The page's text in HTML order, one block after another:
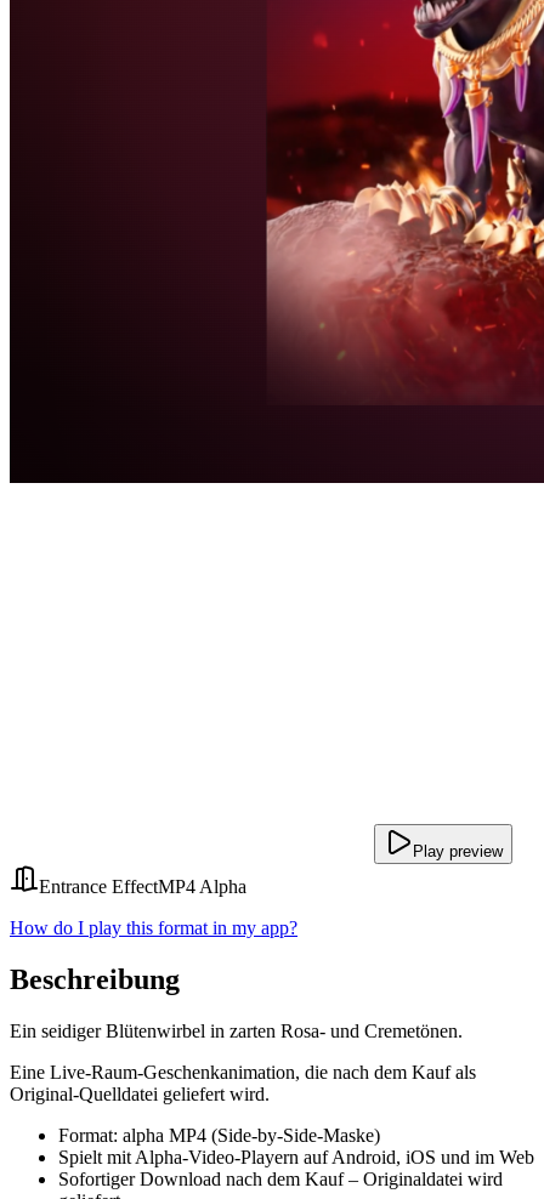
Play preview
Entrance EffectMP4 Alpha
How do I play this format in my app?
Beschreibung
Ein seidiger Blütenwirbel in zarten Rosa- und Cremetönen.
Eine Live-Raum-Geschenkanimation, die nach dem Kauf als
Original-Quelldatei geliefert wird.
Format: alpha MP4 (Side-by-Side-Maske)
Spielt mit Alpha-Video-Playern auf Android, iOS und im Web
Sofortiger Download nach dem Kauf – Originaldatei wird